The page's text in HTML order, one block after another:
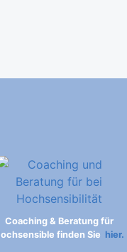
Coaching & Beratung für
finden Sie hier.